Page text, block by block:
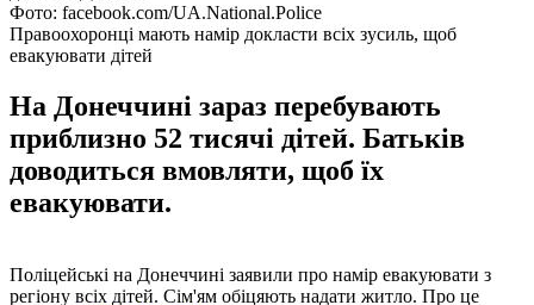
Фото: facebook.com/UA.National.Police
Правоохоронці мають намір докласти всіх зусиль, щоб
евакуювати дітей
На Донеччині зараз перебувають
приблизно 52 тисячі дітей. Батьків
доводиться вмовляти, щоб їх
евакуювати.
Поліцейські на Донеччині заявили про намір евакуювати з
регіону всіх дітей. Сім'ям обіцяють надати житло. Про це